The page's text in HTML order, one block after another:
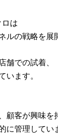
ロは
ルの戦略を展
舗での試着、
います。
顧客が興味を
に管理してい